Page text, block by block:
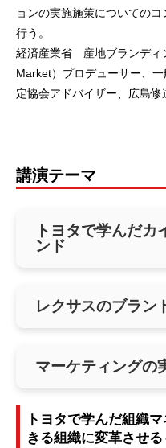
ョンの実施施策についての
行う。
経済産業省 産地ブランディ
Market）プロデューサー、
定協会アドバイザー、広島修
講演テーマ
トヨタで学んだカ
ンド
レクサスのブラン
マーケティングの
トヨタで学んだ組織
きる組織に変革させる